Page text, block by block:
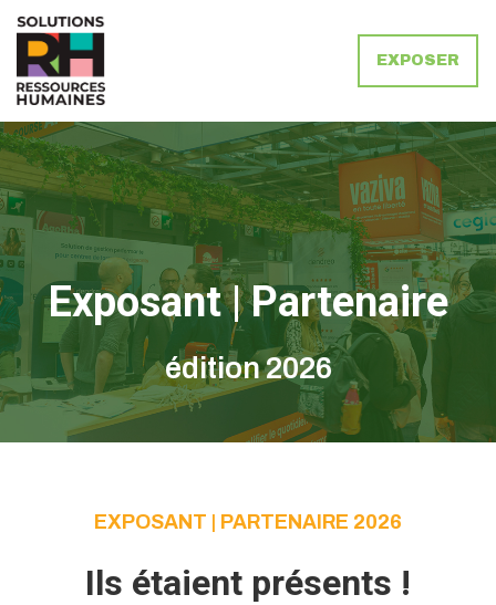
Solutions Ressources Humaines
EXPOSER
Exposant | Partenaire
édition 2026
EXPOSANT | PARTENAIRE 2026
Ils étaient présents !